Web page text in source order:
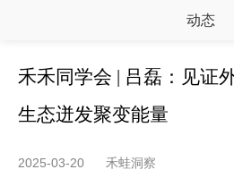
动态
禾禾同学会 | 吕磊：见证
生态迸发聚变能量
2025-03-20 禾蛙洞察